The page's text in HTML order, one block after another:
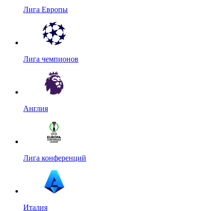
Лига Европы
Лига чемпионов
Англия
Лига конференций
Италия